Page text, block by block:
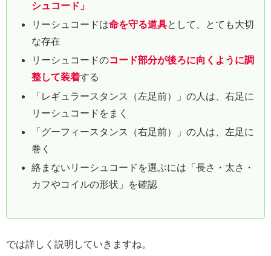
シュコード」
リーシュコードは命を守る道具として、とても大切
な存在
リーシュコードのコード部分が後ろに向くように調
整して装着する
「レギュラースタンス（左足前）」の人は、右足に
リーシュコードをまく
「グーフィースタンス（右足前）」の人は、左足に
巻く
絡まないリーシュコードを選ぶには「長さ・太さ・
カフやコイルの形状」を確認
では詳しく説明していきますね。